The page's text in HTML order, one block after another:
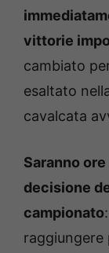
vittorie
cambiato
esaltato
cavalcata
Saranno
decisione
campionato